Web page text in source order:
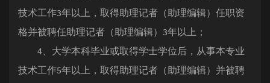
技术工作3年以上，取得助理记者（助理编辑）任职资
格并被聘任助理记者（助理编辑）3年以上；
4、大学本科毕业或取得学士学位后，从事本专业
技术工作5年以上，取得助理记者（助理编辑）并被聘